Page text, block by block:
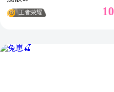
王者荣耀 10